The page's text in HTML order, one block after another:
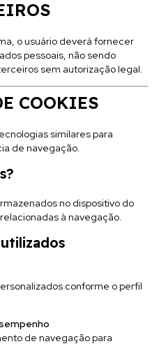
o usuário deverá fornecer
pessoais, não sendo
sem autorização legal.
COOKIES
similares para
de navegação.
no dispositivo do
à navegação.
conforme o perfil
de navegação para